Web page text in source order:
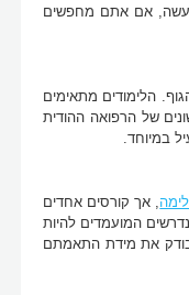
למעשה, אם אתם מחפשים
הלימודים מתאימים
של הרפואה ההודית
במיוחד.
, אך קורסים אחדים
המועמדים להיות
קבלה, הבודק את מידת התאמתם